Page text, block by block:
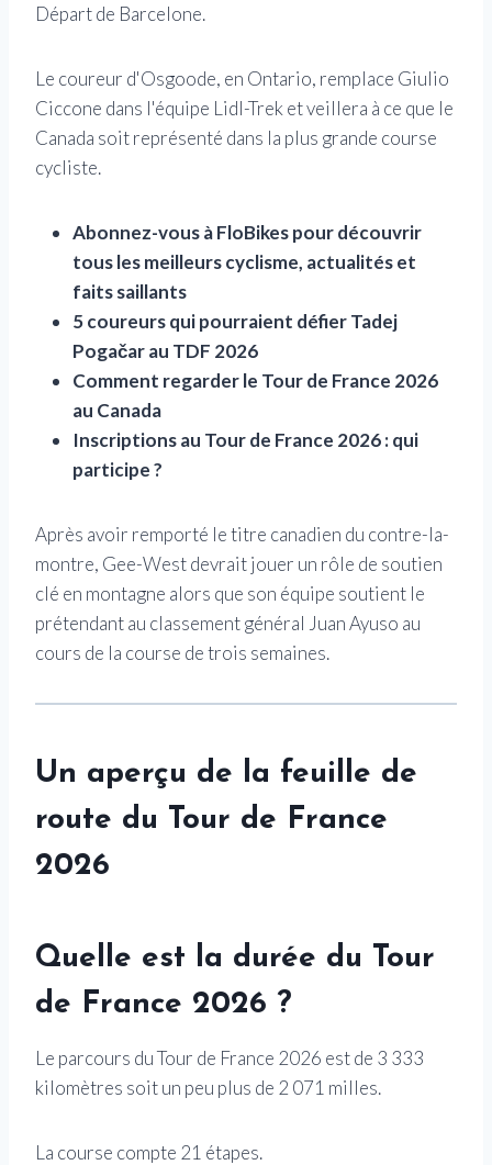
Départ de Barcelone.
Le coureur d'Osgoode, en Ontario, remplace Giulio
Ciccone dans l'équipe Lidl-Trek et veillera à ce que le
Canada soit représenté dans la plus grande course
cycliste.
Abonnez-vous à FloBikes pour découvrir
tous les meilleurs cyclisme, actualités et
faits saillants
5 coureurs qui pourraient défier Tadej
Pogačar au TDF 2026
Comment regarder le Tour de France 2026
au Canada
Inscriptions au Tour de France 2026 : qui
participe ?
Après avoir remporté le titre canadien du contre-la-
montre, Gee-West devrait jouer un rôle de soutien
clé en montagne alors que son équipe soutient le
prétendant au classement général Juan Ayuso au
cours de la course de trois semaines.
Un aperçu de la feuille de
route du Tour de France
2026
Quelle est la durée du Tour
de France 2026 ?
Le parcours du Tour de France 2026 est de 3 333
kilomètres soit un peu plus de 2 071 milles.
La course compte 21 étapes.